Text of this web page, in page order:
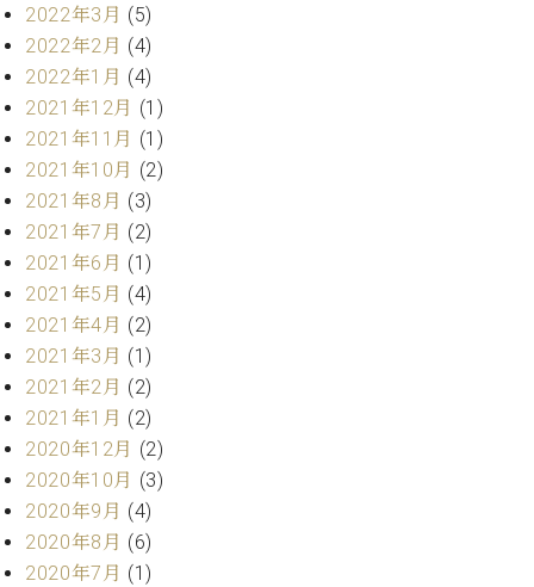
ュ
タ
イ
ン
デ
ジ
タ
ル)
ベ
ン
ト
情
報
王
子
工
房
ブ
ロ
ア
ク
セ
ス
お
い
合
わ
2022年3月 (5)
2022年2月 (4)
2022年1月 (4)
2021年12月 (1)
2021年11月 (1)
2021年10月 (2)
2021年8月 (3)
2021年7月 (2)
2021年6月 (1)
2021年5月 (4)
2021年4月 (2)
2021年3月 (1)
2021年2月 (2)
2021年1月 (2)
2020年12月 (2)
2020年10月 (3)
2020年9月 (4)
2020年8月 (6)
2020年7月 (1)